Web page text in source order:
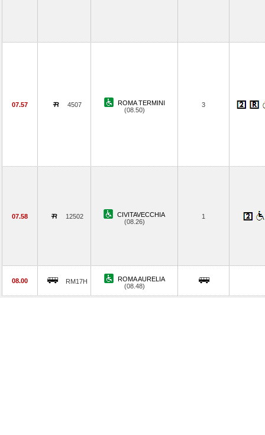
07.57 4507
ROMA TERMINI
(08.50)
3
07.58 12502
CIVITAVECCHIA
(08.26)
1
08.00 RM17H
ROMA AURELIA
(08.48)